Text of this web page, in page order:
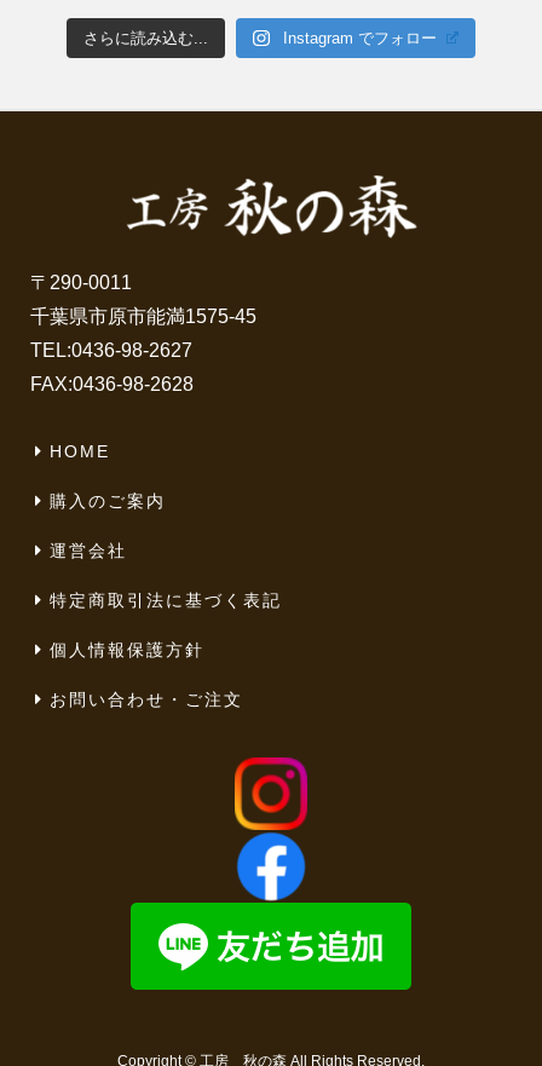
さらに読み込む... Instagram でフォロー
〒290-0011
千葉県市原市能満1575-45
TEL:0436-98-2627
FAX:0436-98-2628
HOME
購入のご案内
運営会社
特定商取引法に基づく表記
個人情報保護方針
お問い合わせ・ご注文
Copyright © 工房 秋の森 All Rights Reserved.